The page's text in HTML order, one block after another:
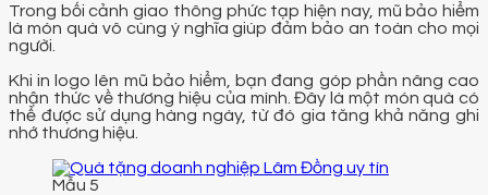
Trong bối cảnh giao thông phức tạp hiện nay, mũ bảo hiểm
là món quà vô cùng ý nghĩa giúp đảm bảo an toàn cho mọi
người.
Khi in logo lên mũ bảo hiểm, bạn đang góp phần nâng cao
nhận thức về thương hiệu của mình. Đây là một món quà có
thể được sử dụng hàng ngày, từ đó gia tăng khả năng ghi
nhớ thương hiệu.
Mẫu 5